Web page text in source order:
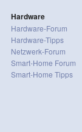
Hardware
Hardware-Forum
Hardware-Tipps
Netzwerk-Forum
Smart-Home Forum
Smart-Home Tipps